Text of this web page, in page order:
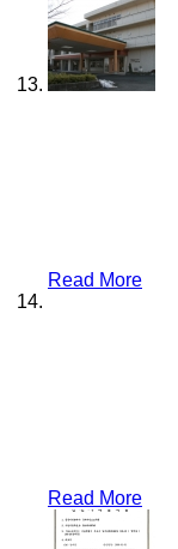
Read More
Read More